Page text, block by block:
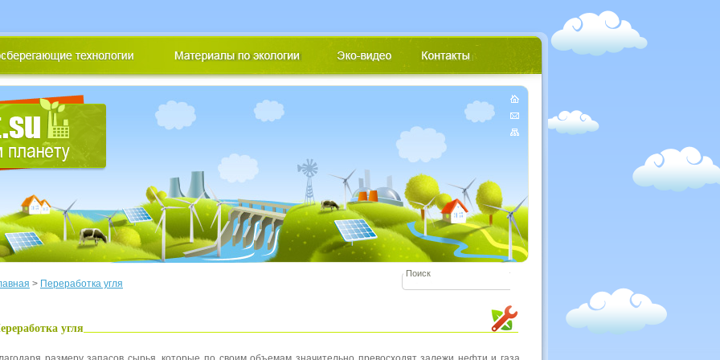
> Переработка угля
угля